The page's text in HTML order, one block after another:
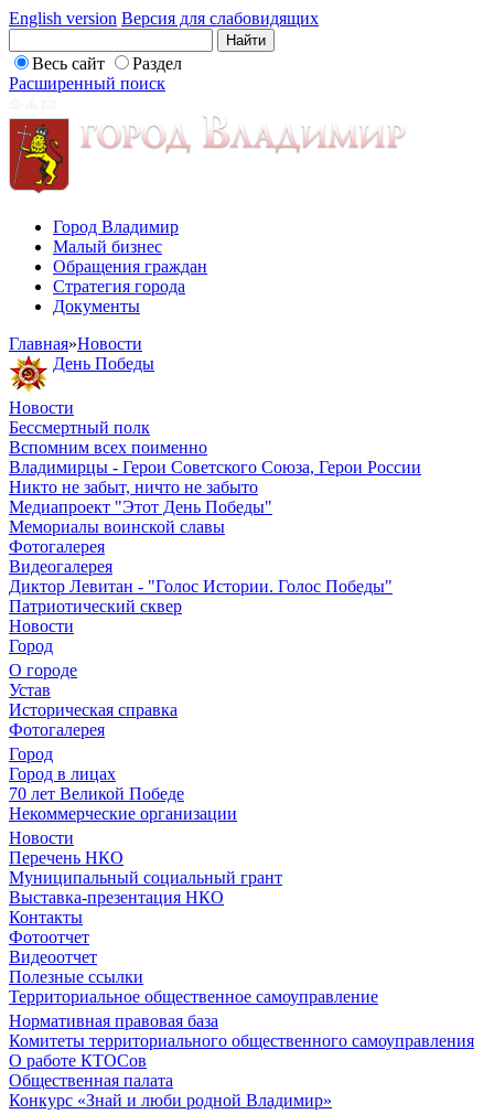
English version Версия для слабовидящих
Весь сайт
Раздел
Расширенный поиск
Город Владимир
Малый бизнес
Обращения граждан
Стратегия города
Документы
Главная»Новости
День Победы
Новости
Бессмертный полк
Вспомним всех поименно
Владимирцы - Герои Советского Союза, Герои России
Никто не забыт, ничто не забыто
Медиапроект "Этот День Победы"
Мемориалы воинской славы
Фотогалерея
Видеогалерея
Диктор Левитан - "Голос Истории. Голос Победы"
Патриотический сквер
Новости
Город
О городе
Устав
Историческая справка
Фотогалерея
Город
Город в лицах
70 лет Великой Победе
Некоммерческие организации
Новости
Перечень НКО
Муниципальный социальный грант
Выставка-презентация НКО
Контакты
Фотоотчет
Видеоотчет
Полезные ссылки
Территориальное общественное самоуправление
Нормативная правовая база
Комитеты территориального общественного самоуправления
О работе КТОСов
Общественная палата
Конкурс «Знай и люби родной Владимир»